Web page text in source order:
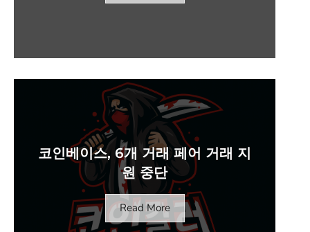
코인베이스, 6개 거래 페어 거래 지
원 중단
Read More